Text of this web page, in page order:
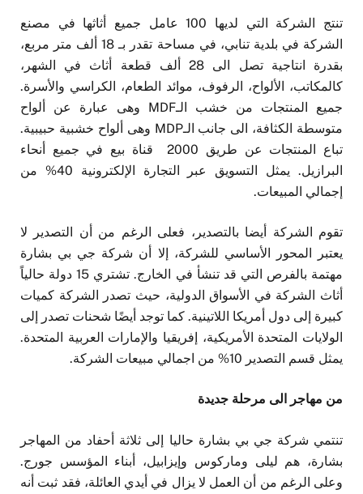
تنتج الشركة التي لديها 100 عامل جميع أثاثها في مصنع
الشركة في بلدية تنابي، في مساحة تقدر بـ 18 ألف متر مربع،
بقدرة انتاجية تصل الى 28 ألف قطعة أثاث في الشهر،
كالمكاتب، الألواح، الرفوف، موائد الطعام، الكراسي والأسرة.
جميع المنتجات من خشب الـMDF وهى عبارة عن ألواح
متوسطة الكثافة، الى جانب الـMDP وهى ألواح خشبية حبيبية.
تباع المنتجات عن طريق 2000 قناة بيع في جميع أنحاء
البرازيل. يمثل التسويق عبر التجارة الإلكترونية 40% من
إجمالي المبيعات.
تقوم الشركة أيضا بالتصدير، فعلى الرغم من أن التصدير لا
يعتبر المحور الأساسي للشركة، إلا أن شركة جي بي بشارة
مهتمة بالفرص التي قد تنشأ في الخارج. تشتري 15 دولة حالياً
أثاث الشركة في الأسواق الدولية، حيث تصدر الشركة كميات
كبيرة إلى دول أمريكا اللاتينية. كما توجد أيضًا شحنات تصدر إلى
الولايات المتحدة الأمريكية، إفريقيا والإمارات العربية المتحدة.
يمثل قسم التصدير 10% من اجمالي مبيعات الشركة.
من مهاجر الى مرحلة جديدة
تنتمي شركة جي بي بشارة حاليا إلى ثلاثة أحفاد من المهاجر
بشارة، هم ليلى وماركوس وإيزابيل، أبناء المؤسس جورج.
وعلى الرغم من أن العمل لا يزال في أيدي العائلة، فقد ثبت أنه